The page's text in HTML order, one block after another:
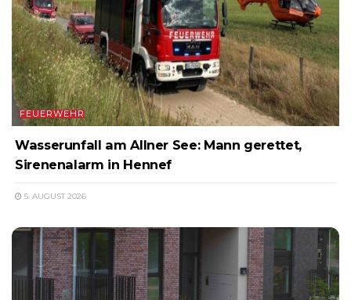
FEUERWEHR
Wasserunfall am Allner See: Mann gerettet,
Sirenenalarm in Hennef
5. AUGUST 2026